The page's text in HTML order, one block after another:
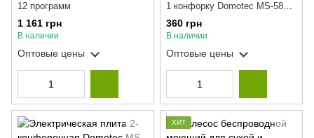
12 программ
1 161 грн
В наличии
Оптовые цены
1 конфорку Domotec MS-5801,
плита электрическая
настольная
360 грн
В наличии
Оптовые цены
ХИТ